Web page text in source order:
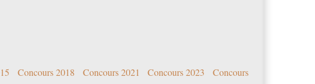
Concours 2018 Concours 2021 Concours 2023 Concours